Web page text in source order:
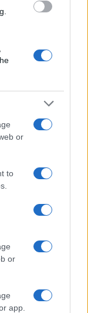
or
to
or
app.
dei blocchi
la squadra
della disciplina
e delle lame,
Con
montagna,
racconta gare,
per le terre